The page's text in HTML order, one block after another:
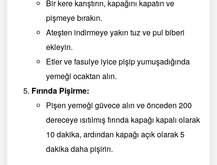
Bir kere karıştırın, kapağını kapatın ve
pişmeye bırakın.
Ateşten indirmeye yakın tuz ve pul biberi
ekleyin.
Etler ve fasulye iyice pişip yumuşadığında
yemeği ocaktan alın.
Fırında Pişirme:
Pişen yemeği güvece alın ve önceden 200
dereceye ısıtılmış fırında kapağı kapalı olarak
10 dakika, ardından kapağı açık olarak 5
dakika daha pişirin.